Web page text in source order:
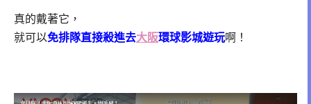
真的戴著它，
就可以免排隊直接殺進去‎大阪環球影城遊玩啊！